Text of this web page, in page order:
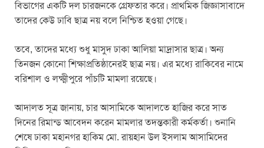
বিভাগের একটি দল চারজনকে গ্রেফতার করে। প্রাথমিক জিজ্ঞাসাবাদে
তাদের কেউ ঢাবি ছাত্র নয় বলে নিশ্চিত হওয়া গেছে।
তবে, তাদের মধ্যে শুধু মাসুদ ঢাকা আলিয়া মাদ্রাসার ছাত্র। অন্য
তিনজন কোনো শিক্ষাপ্রতিষ্ঠানেরই ছাত্র নয়। এর মধ্যে রাকিবের নামে
বরিশাল ও লক্ষ্মীপুরে পাঁচটি মামলা রয়েছে।
আদালত সূত্র জানায়, চার আসামিকে আদালতে হাজির করে সাত
দিনের রিমান্ড আবেদন করেন মামলার তদন্তকারী কর্মকর্তা। শুনানি
শেষে ঢাকা মহানগর হাকিম মো. রায়হান উল ইসলাম আসামিদের